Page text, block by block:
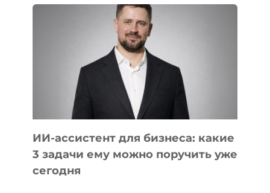
КОТОРЫЕ
РАЗВИВАЮТ
ТЕХНОЛОГИЧЕСКОЕ
ОБРАЗОВАНИЕ
ТАДЖИКИСТАНА
ИИ-ассистент для бизнеса: какие
3 задачи ему можно поручить уже
сегодня